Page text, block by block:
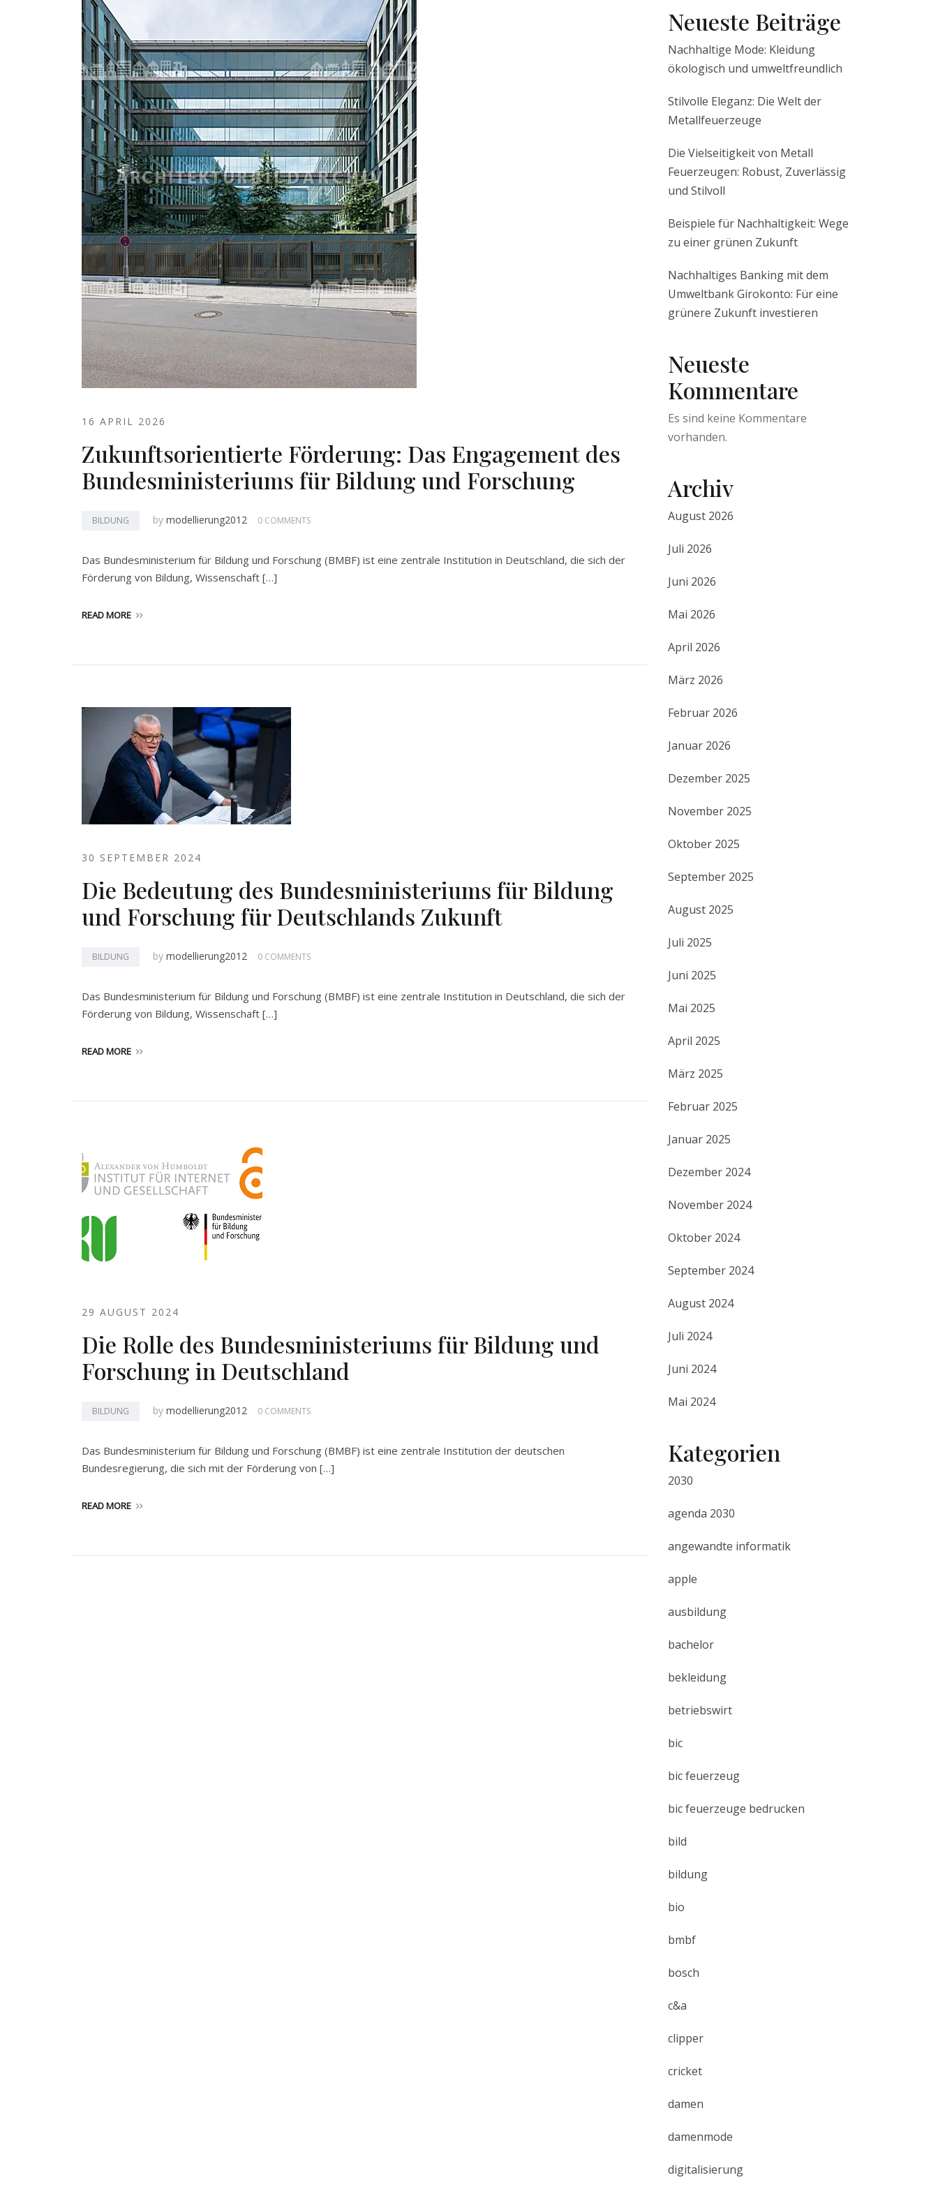
16 APRIL 2026
Zukunftsorientierte Förderung: Das Engagement des
Bundesministeriums für Bildung und Forschung
BILDUNG by modellierung2012 0 COMMENTS
Das Bundesministerium für Bildung und Forschung (BMBF) ist eine zentrale Institution in Deutschland, die sich der
Förderung von Bildung, Wissenschaft […]
READ MORE
30 SEPTEMBER 2024
Die Bedeutung des Bundesministeriums für Bildung
und Forschung für Deutschlands Zukunft
BILDUNG by modellierung2012 0 COMMENTS
Das Bundesministerium für Bildung und Forschung (BMBF) ist eine zentrale Institution in Deutschland, die sich der
Förderung von Bildung, Wissenschaft […]
READ MORE
29 AUGUST 2024
Die Rolle des Bundesministeriums für Bildung und
Forschung in Deutschland
BILDUNG by modellierung2012 0 COMMENTS
Das Bundesministerium für Bildung und Forschung (BMBF) ist eine zentrale Institution der deutschen
Bundesregierung, die sich mit der Förderung von […]
READ MORE
Neueste Beiträge
Nachhaltige Mode: Kleidung
ökologisch und umweltfreundlich
Stilvolle Eleganz: Die Welt der
Metallfeuerzeuge
Die Vielseitigkeit von Metall
Feuerzeugen: Robust, Zuverlässig
und Stilvoll
Beispiele für Nachhaltigkeit: Wege
zu einer grünen Zukunft
Nachhaltiges Banking mit dem
Umweltbank Girokonto: Für eine
grünere Zukunft investieren
Neueste
Kommentare
Es sind keine Kommentare
vorhanden.
Archiv
August 2026
Juli 2026
Juni 2026
Mai 2026
April 2026
März 2026
Februar 2026
Januar 2026
Dezember 2025
November 2025
Oktober 2025
September 2025
August 2025
Juli 2025
Juni 2025
Mai 2025
April 2025
März 2025
Februar 2025
Januar 2025
Dezember 2024
November 2024
Oktober 2024
September 2024
August 2024
Juli 2024
Juni 2024
Mai 2024
Kategorien
2030
agenda 2030
angewandte informatik
apple
ausbildung
bachelor
bekleidung
betriebswirt
bic
bic feuerzeug
bic feuerzeuge bedrucken
bild
bildung
bio
bmbf
bosch
c&a
clipper
cricket
damen
damenmode
digitalisierung